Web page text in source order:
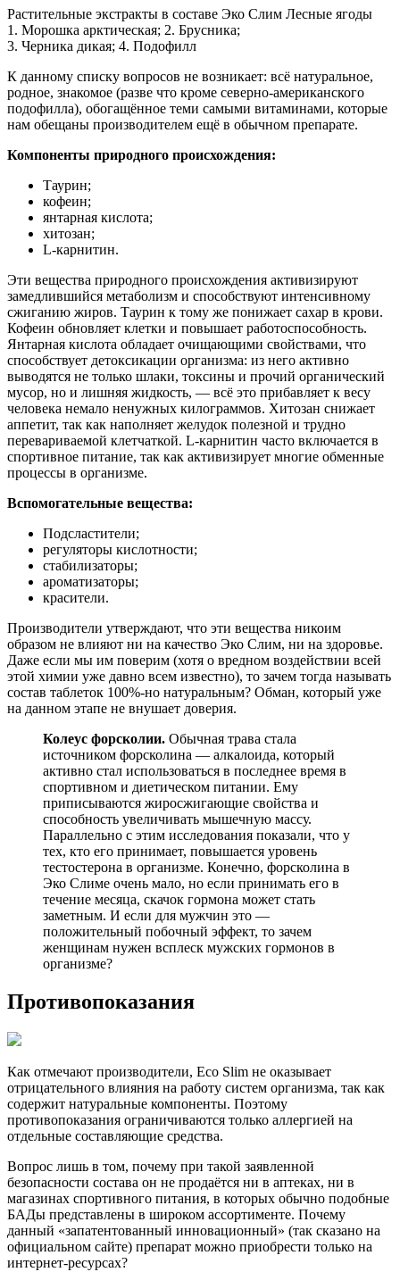
Растительные экстракты в составе Эко Слим Лесные ягоды
1. Морошка арктическая; 2. Брусника;
3. Черника дикая; 4. Подофилл
К данному списку вопросов не возникает: всё натуральное,
родное, знакомое (разве что кроме северно-американского
подофилла), обогащённое теми самыми витаминами, которые
нам обещаны производителем ещё в обычном препарате.
Компоненты природного происхождения:
Таурин;
кофеин;
янтарная кислота;
хитозан;
L-карнитин.
Эти вещества природного происхождения активизируют
замедлившийся метаболизм и способствуют интенсивному
сжиганию жиров. Таурин к тому же понижает сахар в крови.
Кофеин обновляет клетки и повышает работоспособность.
Янтарная кислота обладает очищающими свойствами, что
способствует детоксикации организма: из него активно
выводятся не только шлаки, токсины и прочий органический
мусор, но и лишняя жидкость, — всё это прибавляет к весу
человека немало ненужных килограммов. Хитозан снижает
аппетит, так как наполняет желудок полезной и трудно
перевариваемой клетчаткой. L-карнитин часто включается в
спортивное питание, так как активизирует многие обменные
процессы в организме.
Вспомогательные вещества:
Подсластители;
регуляторы кислотности;
стабилизаторы;
ароматизаторы;
красители.
Производители утверждают, что эти вещества никоим
образом не влияют ни на качество Эко Слим, ни на здоровье.
Даже если мы им поверим (хотя о вредном воздействии всей
этой химии уже давно всем известно), то зачем тогда называть
состав таблеток 100%-но натуральным? Обман, который уже
на данном этапе не внушает доверия.
Колеус форсколии. Обычная трава стала
источником форсколина — алкалоида, который
активно стал использоваться в последнее время в
спортивном и диетическом питании. Ему
приписываются жиросжигающие свойства и
способность увеличивать мышечную массу.
Параллельно с этим исследования показали, что у
тех, кто его принимает, повышается уровень
тестостерона в организме. Конечно, форсколина в
Эко Слиме очень мало, но если принимать его в
течение месяца, скачок гормона может стать
заметным. И если для мужчин это —
положительный побочный эффект, то зачем
женщинам нужен всплеск мужских гормонов в
организме?
Противопоказания
Как отмечают производители, Eco Slim не оказывает
отрицательного влияния на работу систем организма, так как
содержит натуральные компоненты. Поэтому
противопоказания ограничиваются только аллергией на
отдельные составляющие средства.
Вопрос лишь в том, почему при такой заявленной
безопасности состава он не продаётся ни в аптеках, ни в
магазинах спортивного питания, в которых обычно подобные
БАДы представлены в широком ассортименте. Почему
данный «запатентованный инновационный» (так сказано на
официальном сайте) препарат можно приобрести только на
интернет-ресурсах?